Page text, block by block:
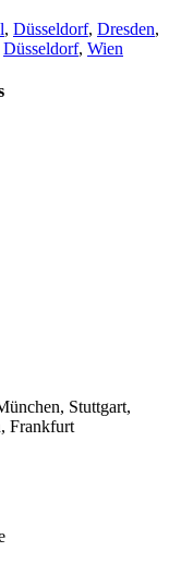
, Düsseldorf, Dresden,
Düsseldorf, Wien
Stuttgart,
Frankfurt